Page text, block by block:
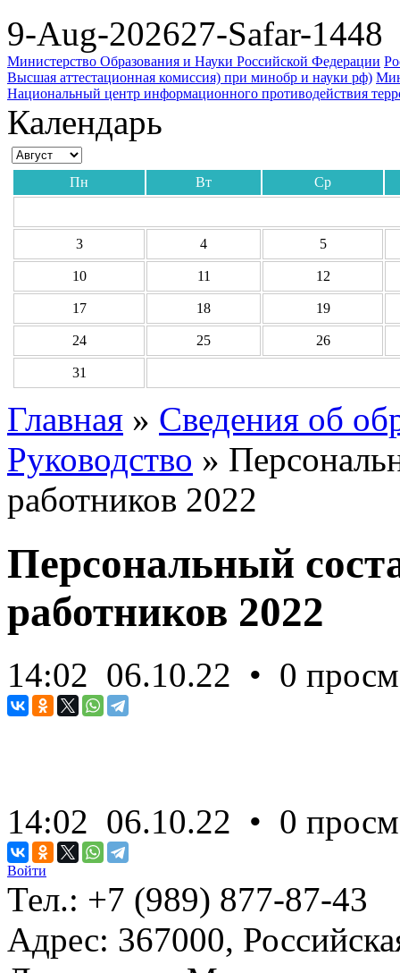
9-Aug-202627-Safar-1448
Министерство Образования и Науки Российской Федерации
Высшая аттестационная комиссия) при минобр и науки рф)
Национальный центр информационного противодействия
Календарь
Пн Вт Ср
3 4 5
10 11 12
17 18 19
24 25 26
31
Главная » Сведения об
Руководство »
работников 2022
Персональный
работников 2022
14:02 06.10.22 • 0
14:02 06.10.22 • 0
Войти
Тел.: +7 (989) 877-87-43
Адрес: 367000,